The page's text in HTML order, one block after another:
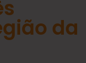
da